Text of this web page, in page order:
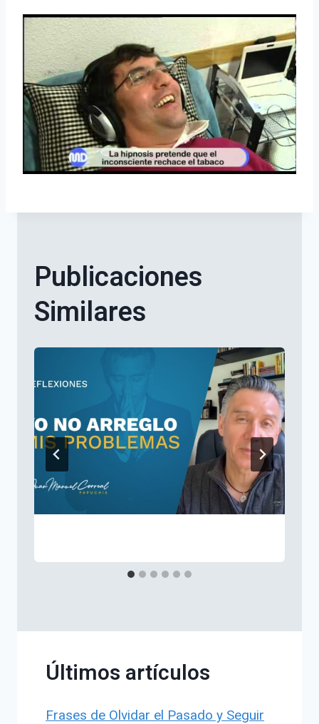
Publicaciones
Similares
Últimos artículos
Frases de Olvidar el Pasado y Seguir